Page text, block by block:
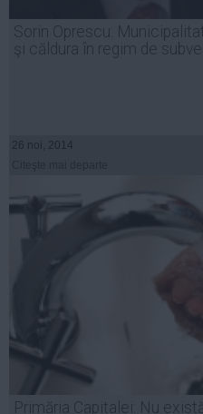
Sorin Oprescu:
şi căldura în regim de
26 noi, 2014
Primăria Capitalei: Nu